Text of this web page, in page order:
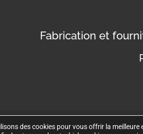
Fabrication et
des cookies pour vous offrir la meilleure